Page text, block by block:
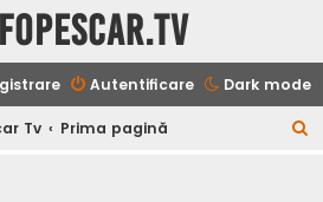
Dark mode
Autentificare
Tv Prima pagină